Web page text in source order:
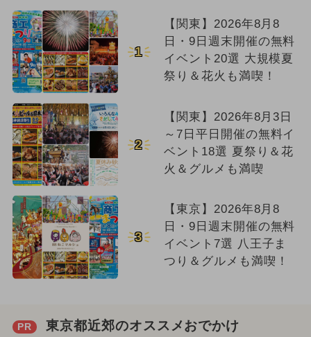
1
【関東】2026年8月8
日・9日週末開催の無料
イベント20選 大規模夏
祭り＆花火も満喫！
2
【関東】2026年8月3日
～7日平日開催の無料イ
ベント18選 夏祭り＆花
火＆グルメも満喫
3
【東京】2026年8月8
日・9日週末開催の無料
イベント7選 八王子ま
つり＆グルメも満喫！
PR 東京都近郊のオススメおでかけ